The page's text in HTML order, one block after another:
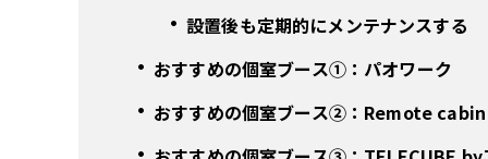
設置後も定期的にメンテナンスする
おすすめの個室ブース①：パオワーク
おすすめの個室ブース②：Remote cabin